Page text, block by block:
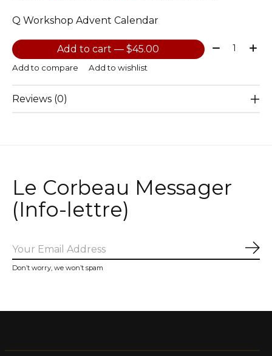
Q Workshop Advent Calendar
Add to cart — $45.00 Quantity:
Add to compare Add to wishlist
Reviews (0)
Le Corbeau Messager
(Info-lettre)
Don’t worry, we won’t spam